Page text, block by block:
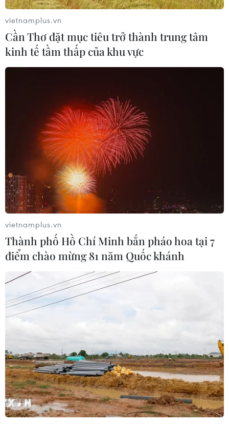
16/07/2023 02:57
Lửa bùng phát vào rạng sáng 15/7 theo giờ địa phương
đã lan rộng trong khu vực gần đô thị Puntagorda ở phía
Tây Bắc của Quần đảo Canary, nơi có các khu nhà ở và
trang trại nằm đan xen giữa rừng thông.
Canada: Hỏa hoạn thiêu rụi hơn 10 triệu
ha rừng từ đầu năm đến nay
16/07/2023 07:20
Kể từ đầu năm đến nay tổng cộng 4.088 vụ cháy rừng
đã bùng phát tại Canada, nhiều đám cháy rừng vượt
vietnamplus.vn
Cần Thơ đặt mục tiêu trở thành trung tâm
kinh tế tầm thấp của khu vực
vietnamplus.vn
Thành phố Hồ Chí Minh bắn pháo hoa tại 7
điểm chào mừng 81 năm Quốc khánh